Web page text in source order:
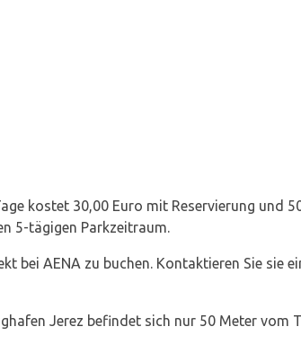
kostet 30,00 Euro mit Reservierung und
5-tägigen Parkzeitraum.
bei AENA zu buchen. Kontaktieren Sie sie
Jerez befindet sich nur 50 Meter vom